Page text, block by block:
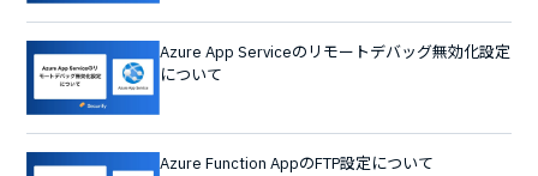
Azure App Serviceのリモートデバッグ無効化設定
について
Azure Function AppのFTP設定について